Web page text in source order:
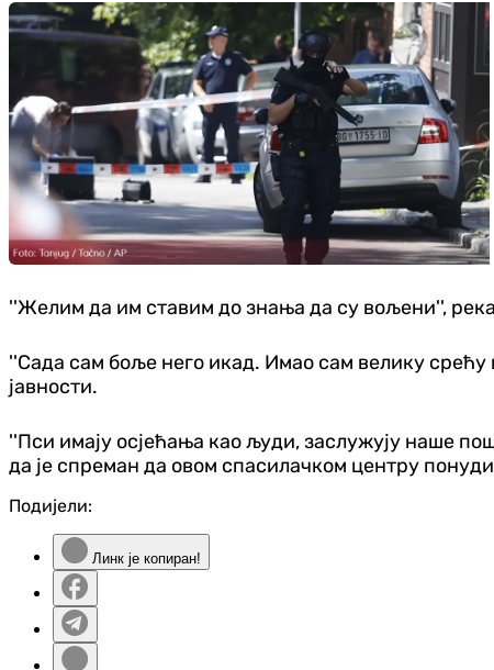
''Желим да им ставим до знања да су вољени'',
''Сада сам боље него икад. Имао сам велику срећу
јавности.
''Пси имају осјећања као људи, заслужују наше
да је спреман да овом спасилачком центру
Подијели:
Линк је копиран!